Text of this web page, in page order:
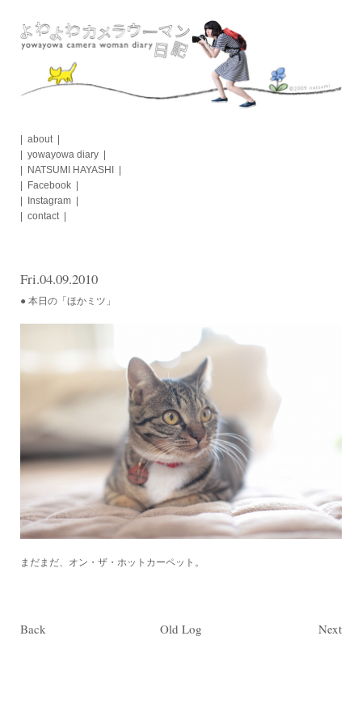
content
about
yowayowa diary
NATSUMI HAYASHI
Facebook
Instagram
contact
Fri.04.09.2010
● 本日の「ほかミツ」
まだまだ、オン・ザ・ホットカーペット。
Back Old Log Next